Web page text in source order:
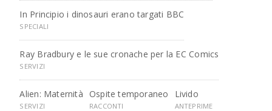
In Principio i dinosauri erano targati BBC
SPECIALI
Ray Bradbury e le sue cronache per la EC Comics
SERVIZI
Alien: Maternità
SERVIZI
Ospite temporaneo
RACCONTI
Livido
ANTEPRIME